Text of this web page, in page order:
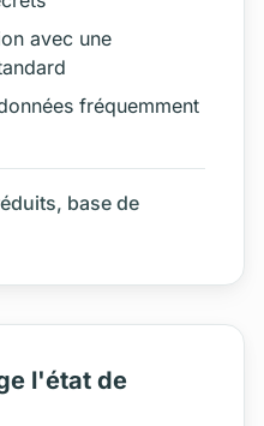
avec une
fréquemment
base de
l'état de